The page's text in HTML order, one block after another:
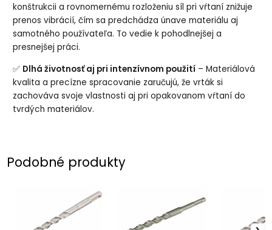
konštrukcii a rovnomernému rozloženiu síl pri vŕtaní znižuje
prenos vibrácií, čím sa predchádza únave materiálu aj
samotného používateľa. To vedie k pohodlnejšej a
presnejšej práci.
✅ Dlhá životnosť aj pri intenzívnom použití – Materiálová
kvalita a precízne spracovanie zaručujú, že vrták si
zachováva svoje vlastnosti aj pri opakovanom vŕtaní do
tvrdých materiálov.
Podobné produkty